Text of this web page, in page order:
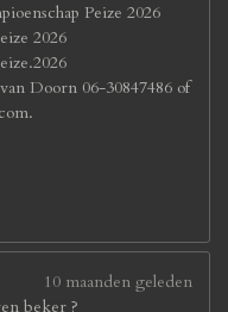
Peize 2026
2026
Doorn 06-30847486 of
10 maanden geleden
beker ?